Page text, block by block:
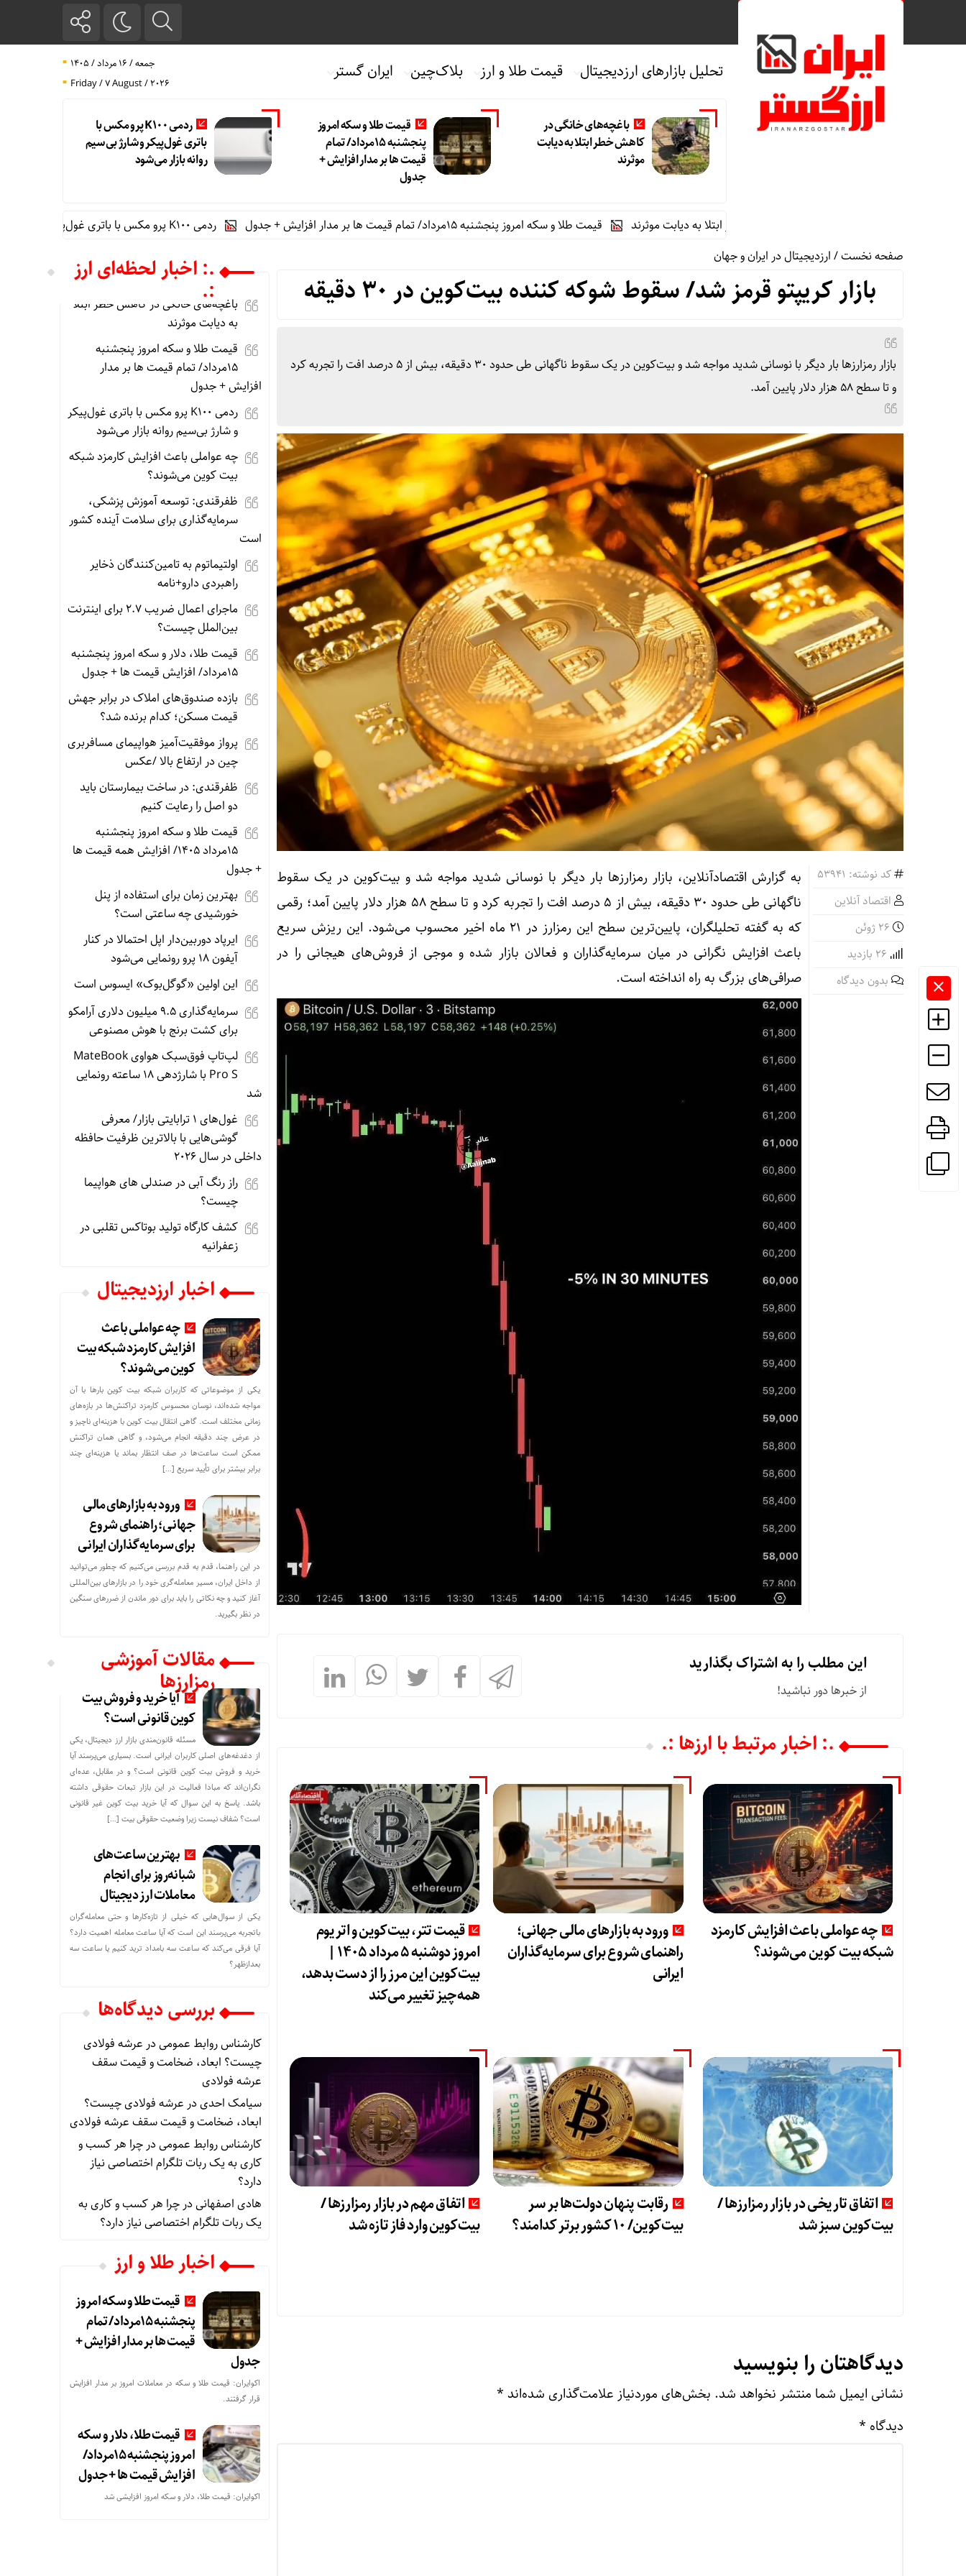
تحلیل بازارهای ارزدیجیتال قیمت طلا و ارز بلاک‌چین ایران گستر
جمعه / ۱۶ مرداد / ۱۴۰۵
Friday / 7 August / 2026
باغچه‌های خانگی در
کاهش خطر ابتلا به دیابت
موثرند
قیمت طلا و سکه امروز
پنجشنبه 15مرداد/ تمام
قیمت ها بر مدار افزایش +
جدول
ردمی K100 پرو مکس با
باتری غول‌پیکر و شارژ بی‌سیم
روانه بازار می‌شود
باغچه‌های خانگی در کاهش خطر ابتلا به دیابت موثرند قیمت طلا و سکه امروز پنجشنبه 15مرداد/ تمام قیمت ها بر مدار افزایش + جدول
ردمی K100 پرو مکس با باتری غول‌پیکر و شارژ بی‌سیم روانه بازار می‌شود
صفحه نخست/ارزدیجیتال در ایران و جهان
بازار کریپتو قرمز شد/ سقوط شوکه کننده بیت‌کوین در ۳۰ دقیقه
بازار رمزارز‌ها بار دیگر با نوسانی شدید مواجه شد و بیت‌کوین در یک سقوط ناگهانی طی حدود ۳۰ دقیقه، بیش از ۵ درصد افت را تجربه کرد
و تا سطح ۵۸ هزار دلار پایین آمد.
کد نوشته: 53941
اقتصاد آنلاین
بدون دیدگاه
به گزارش اقتصادآنلاین، بازار رمزارز‌ها بار دیگر با نوسانی شدید مواجه شد و بیت‌کوین در یک سقوط
ناگهانی طی حدود ۳۰ دقیقه، بیش از ۵ درصد افت را تجربه کرد و تا سطح ۵۸ هزار دلار پایین آمد؛ رقمی
که به گفته تحلیلگران، پایین‌ترین سطح این رمزارز در ۲۱ ماه اخیر محسوب می‌شود. این ریزش سریع
باعث افزایش نگرانی در میان سرمایه‌گذاران و فعالان بازار شده و موجی از فروش‌های هیجانی را در
صرافی‌های بزرگ به راه انداخته است.
این مطلب را به اشتراک بگذارید
از خبرها دور نباشید!
.: اخبار مرتبط با ارزها :.
چه عواملی باعث افزایش کارمزد
شبکه بیت کوین می‌شوند؟
ورود به بازارهای مالی جهانی؛
راهنمای شروع برای سرمایه‌گذاران
ایرانی
قیمت تتر، بیت‌کوین و اتریوم
امروز دوشنبه ۵ مرداد ۱۴۰۵ |
بیت‌کوین این مرز را از دست بدهد،
همه‌چیز تغییر می‌کند
اتفاق تاریخی در بازار رمزارزها /
بیت‌کوین سبز شد
رقابت پنهان دولت‌ها بر سر
بیت‌کوین/ ۱۰ کشور برتر کدامند؟
اتفاق مهم در بازار رمزارزها /
بیت‌کوین وارد فاز تازه شد
دیدگاهتان را بنویسید
نشانی ایمیل شما منتشر نخواهد شد. بخش‌های موردنیاز علامت‌گذاری شده‌اند *
دیدگاه *
.: اخبار لحظه‌ای ارز
:.
باغچه‌های خانگی در کاهش خطر ابتلا
به دیابت موثرند
قیمت طلا و سکه امروز پنجشنبه
15مرداد/ تمام قیمت ها بر مدار
افزایش + جدول
ردمی K100 پرو مکس با باتری غول‌پیکر
و شارژ بی‌سیم روانه بازار می‌شود
چه عواملی باعث افزایش کارمزد شبکه
بیت کوین می‌شوند؟
ظفرقندی: توسعه آموزش پزشکی،
سرمایه‌گذاری برای سلامت آینده کشور
است
اولتیماتوم به تامین‌کنندگان ذخایر
راهبردی دارو+نامه
ماجرای اعمال ضریب ۲.۷ برای اینترنت
بین‌الملل چیست؟
قیمت طلا، دلار و سکه امروز پنجشنبه
15مرداد/ افزایش قیمت ها + جدول
بازده صندوق‌های املاک در برابر جهش
قیمت مسکن؛ کدام برنده شد؟
پرواز موفقیت‌آمیز هواپیمای مسافربری
چین در ارتفاع بالا /عکس
ظفرقندی: در ساخت بیمارستان باید
دو اصل را رعایت کنیم
قیمت طلا و سکه امروز پنجشنبه
15مرداد 1405/ افزایش همه قیمت ها
+ جدول
بهترین زمان برای استفاده از پنل
خورشیدی چه ساعتی است؟
ایرپاد دوربین‌دار اپل احتمالا در کنار
آیفون ۱۸ پرو رونمایی می‌شود
این اولین «گوگل‌بوک» ایسوس است
سرمایه‌گذاری ۹.۵ میلیون دلاری آرامکو
برای کشت برنج با هوش مصنوعی
لپ‌تاپ فوق‌سبک هواوی MateBook
Pro S با شارژدهی ۱۸ ساعته رونمایی
شد
غول‌های ۱ ترابایتی بازار/ معرفی
گوشی‌هایی با بالاترین ظرفیت حافظه
داخلی در سال ۲۰۲۶
راز رنگ آبی در صندلی های هواپیما
چیست؟
کشف کارگاه تولید بوتاکس تقلبی در
زعفرانیه
اخبار ارزدیجیتال
چه عواملی باعث
افزایش کارمزد شبکه بیت
کوین می‌شوند؟
یکی از موضوعاتی که کاربران شبکه بیت کوین بارها با آن
مواجه شده‌اند، نوسان محسوس کارمزد تراکنش‌ها در بازه‌های
زمانی مختلف است. گاهی انتقال بیت کوین با هزینه‌ای ناچیز و
در عرض چند دقیقه انجام می‌شود، و گاهی همان تراکنش
ممکن است ساعت‌ها در صف انتظار بماند یا هزینه‌ای چند
برابر بیشتر برای تأیید سریع […]
ورود به بازارهای مالی
جهانی؛ راهنمای شروع
برای سرمایه‌گذاران ایرانی
در این راهنما، قدم به قدم بررسی می‌کنیم که چطور می‌توانید
از داخل ایران، مسیر معامله‌گری خود را در بازارهای بین‌المللی
آغاز کنید و چه نکاتی را باید برای دور ماندن از ضررهای سنگین
در نظر بگیرید.
مقالات آموزشی
رمزارزهاآیا خرید و فروش بیت
کوین قانونی است؟
مسئله قانون‌مندی بازار ارز دیجیتال، یکی
از دغدغه‌های اصلی کاربران ایرانی است. بسیاری می‌پرسند آیا
خرید و فروش بیت کوین قانونی است؟ و در مقابل، عده‌ای
نگران‌اند که مبادا فعالیت در این بازار تبعات حقوقی داشته
باشد. پاسخ به این سوال که آیا خرید بیت کوین غیر قانونی
است؟ شفاف نیست زیرا وضعیت حقوقی بیت‌ […]
بهترین ساعت‌های
شبانه‌روز برای انجام
معاملات ارز دیجیتال
یکی از سوال‌هایی که خیلی از تازه‌کارها و حتی معامله‌گران
باتجربه می‌پرسند این است که آیا ساعت معامله اهمیت دارد؟
آیا فرقی می‌کند که ساعت سه بامداد ترید کنیم یا ساعت سه
بعدازظهر؟
بررسی دیدگاه‌ها
کارشناس روابط عمومیدر عرشه فولادی
چیست؟ ابعاد، ضخامت و قیمت سقف
عرشه فولادی
سیامک احدیدر عرشه فولادی چیست؟
ابعاد، ضخامت و قیمت سقف عرشه فولادی
کارشناس روابط عمومیدرچرا هر کسب‌ و
کاری به یک ربات تلگرام اختصاصی نیاز
دارد؟
هادی اصفهانیدرچرا هر کسب‌ و کاری به
یک ربات تلگرام اختصاصی نیاز دارد؟
اخبار طلا و ارز
قیمت طلا و سکه امروز
پنجشنبه 15مرداد/ تمام
قیمت ها بر مدار افزایش +
جدول
اکوایران: قیمت طلا و سکه در معاملات امروز بر مدار افزایش
قرار گرفتند.
قیمت طلا، دلار و سکه
امروز پنجشنبه 15مرداد/
افزایش قیمت ها + جدول
اکوایران: قیمت طلا، دلار و سکه امروز افزایشی شد